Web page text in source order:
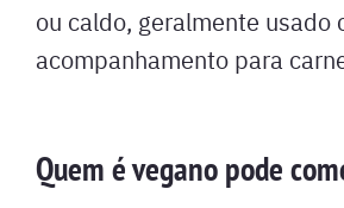
ou caldo, geralmente usado
acompanhamento para
Quem é vegano pode